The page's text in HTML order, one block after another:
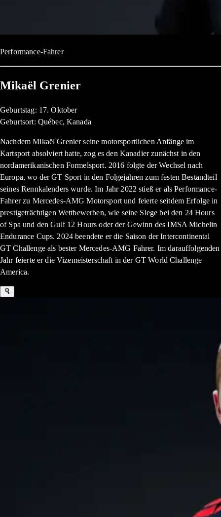
Performance-Fahrer
Mikaël Grenier
Geburtstag: 17. Oktober
Geburtsort: Québec, Kanada
Nachdem Mikaël Grenier seine motorsportlichen Anfänge im
Kartsport absolviert hatte, zog es den Kanadier zunächst in den
nordamerikanischen Formelsport. 2016 folgte der Wechsel nach
Europa, wo der GT Sport in den Folgejahren zum festen Bestandteil
seines Rennkalenders wurde. Im Jahr 2022 stieß er als Performance-
Fahrer zu Mercedes-AMG Motorsport und feierte seitdem Erfolge in
prestigeträchtigen Wettbewerben, wie seine Siege bei den 24 Hours
of Spa und den Gulf 12 Hours oder der Gewinn des IMSA Michelin
Endurance Cups. 2024 beendete er die Saison der Intercontinental
GT Challenge als bester Mercedes-AMG Fahrer. Im darauffolgenden
Jahr feierte er die Vizemeisterschaft in der GT World Challenge
America.